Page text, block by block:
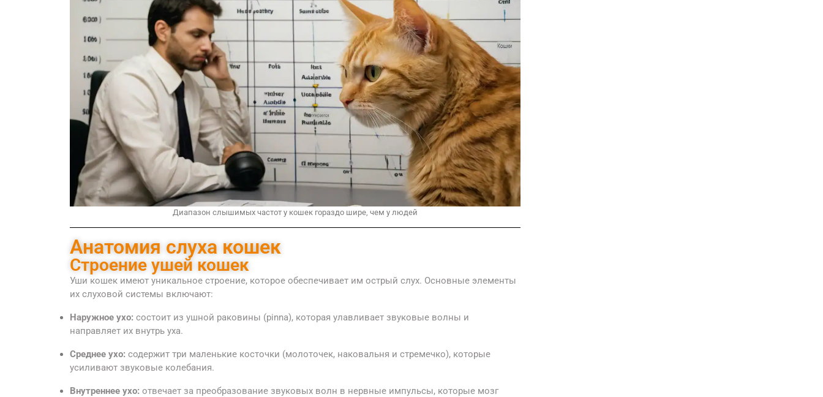
Диапазон слышимых частот у кошек гораздо шире, чем у людей
Анатомия слуха кошек
Строение ушей кошек
Уши кошек имеют уникальное строение, которое обеспечивает им острый слух. Основные элементы
их слуховой системы включают:
Наружное ухо: состоит из ушной раковины (pinna), которая улавливает звуковые волны и
направляет их внутрь уха.
Среднее ухо: содержит три маленькие косточки (молоточек, наковальня и стремечко), которые
усиливают звуковые колебания.
Внутреннее ухо: отвечает за преобразование звуковых волн в нервные импульсы, которые мозг